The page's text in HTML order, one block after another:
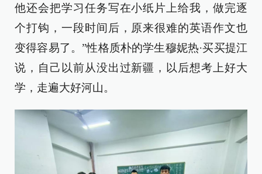
他还会把学习任务写在小纸片上给我，做完逐
个打钩，一段时间后，原来很难的英语作文也
变得容易了。”性格质朴的学生穆妮热·买买提江
说，自己以前从没出过新疆，以后想考上好大
学，走遍大好河山。